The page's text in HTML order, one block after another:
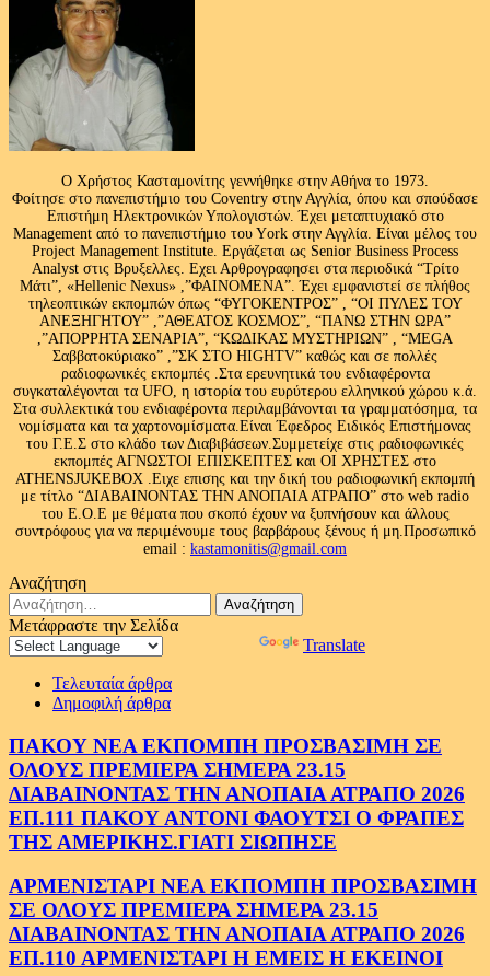
Ο Χρήστος Κασταμονίτης γεννήθηκε στην Αθήνα το 1973.
Φοίτησε στο πανεπιστήμιο του Coventry στην Αγγλία, όπου και σπούδασε
Επιστήμη Ηλεκτρονικών Υπολογιστών. Έχει μεταπτυχιακό στο
Management από το πανεπιστήμιο του Υork στην Αγγλία. Είναι μέλος του
Project Management Institute. Εργάζεται ως Senior Business Process
Analyst στις Βρυξελλες. Εχει Αρθρογραφησει στα περιοδικά “Τρίτο
Μάτι”, «Hellenic Nexus» ,”ΦΑΙΝΟΜΕΝΑ”. Έχει εμφανιστεί σε πλήθος
τηλεοπτικών εκπομπών όπως “ΦΥΓΟΚΕΝΤΡΟΣ” , “ΟΙ ΠΥΛΕΣ ΤΟΥ
ΑΝΕΞΗΓΗΤΟΥ” ,”ΑΘΕΑΤΟΣ ΚΟΣΜΟΣ”, “ΠΑΝΩ ΣΤΗΝ ΩΡΑ”
,”ΑΠΟΡΡΗΤΑ ΣΕΝΑΡΙΑ”, “ΚΩΔΙΚΑΣ ΜΥΣΤΗΡΙΩΝ” , “MEGA
Σαββατοκύριακο” ,”ΣΚ ΣΤΟ HIGHTV” καθώς και σε πολλές
ραδιοφωνικές εκπομπές .Στα ερευνητικά του ενδιαφέροντα
συγκαταλέγονται τα UFO, η ιστορία του ευρύτερου ελληνικού χώρου κ.ά.
Στα συλλεκτικά του ενδιαφέροντα περιλαμβάνονται τα γραμματόσημα, τα
νομίσματα και τα χαρτονομίσματα.Είναι Έφεδρος Ειδικός Επιστήμονας
του Γ.Ε.Σ στο κλάδο των Διαβιβάσεων.Συμμετείχε στις ραδιοφωνικές
εκπομπές ΑΓΝΩΣΤΟΙ ΕΠΙΣΚΕΠΤΕΣ και ΟΙ ΧΡΗΣΤΕΣ στο
ATHENSJUKEBOX .Ειχε επισης και την δική του ραδιοφωνική εκπομπή
με τίτλο “ΔΙΑΒΑΙΝΟΝΤΑΣ ΤΗΝ ΑΝΟΠΑΙΑ ΑΤΡΑΠΟ” στο web radio
του Ε.Ο.Ε με θέματα που σκοπό έχουν να ξυπνήσουν και άλλους
συντρόφους για να περιμένουμε τους βαρβάρους ξένους ή μη.Προσωπικό
email : kastamonitis@gmail.com
Αναζήτηση
Αναζήτηση
για:
Μετάφραστε την Σελίδα
Translate
Τελευταία άρθρα
Δημοφιλή άρθρα
ΠΑΚΟΥ ΝΕΑ ΕΚΠΟΜΠΗ ΠΡΟΣΒΑΣΙΜΗ ΣΕ
ΟΛΟΥΣ ΠΡΕΜΙΕΡΑ ΣΗΜΕΡΑ 23.15
ΔΙΑΒΑΙΝΟΝΤΑΣ ΤΗΝ ΑΝΟΠΑΙΑ ΑΤΡΑΠΟ 2026
ΕΠ.111 ΠΑΚΟΥ ΑΝΤΟΝΙ ΦΑΟΥΤΣΙ Ο ΦΡΑΠΕΣ
ΤΗΣ ΑΜΕΡΙΚΗΣ.ΓΙΑΤΙ ΣΙΩΠΗΣΕ
ΑΡΜΕΝΙΣΤΑΡΙ ΝΕΑ ΕΚΠΟΜΠΗ ΠΡΟΣΒΑΣΙΜΗ
ΣΕ ΟΛΟΥΣ ΠΡΕΜΙΕΡΑ ΣΗΜΕΡΑ 23.15
ΔΙΑΒΑΙΝΟΝΤΑΣ ΤΗΝ ΑΝΟΠΑΙΑ ΑΤΡΑΠΟ 2026
ΕΠ.110 ΑΡΜΕΝΙΣΤΑΡΙ Η ΕΜΕΙΣ Η ΕΚΕΙΝΟΙ